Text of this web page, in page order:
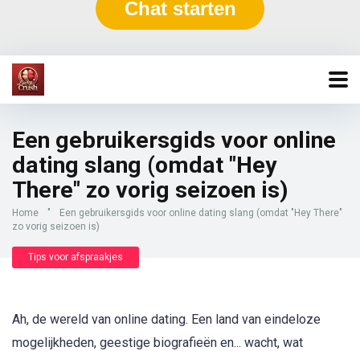
Chat starten
Een gebruikersgids voor online
dating slang (omdat "Hey
There" zo vorig seizoen is)
Home "
Een gebruikersgids voor online dating slang (omdat "Hey There"
zo vorig seizoen is)
Tips voor afspraakjes
Ah, de wereld van online dating. Een land van eindeloze
mogelijkheden, geestige biografieën en... wacht, wat